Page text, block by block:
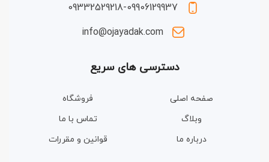
09332529218-09906129937
info@ojayadak.com
دسترسی های سریع
صفحه اصلی
فروشگاه
وبلاگ
تماس با ما
درباره ما
قوانین و مقررات